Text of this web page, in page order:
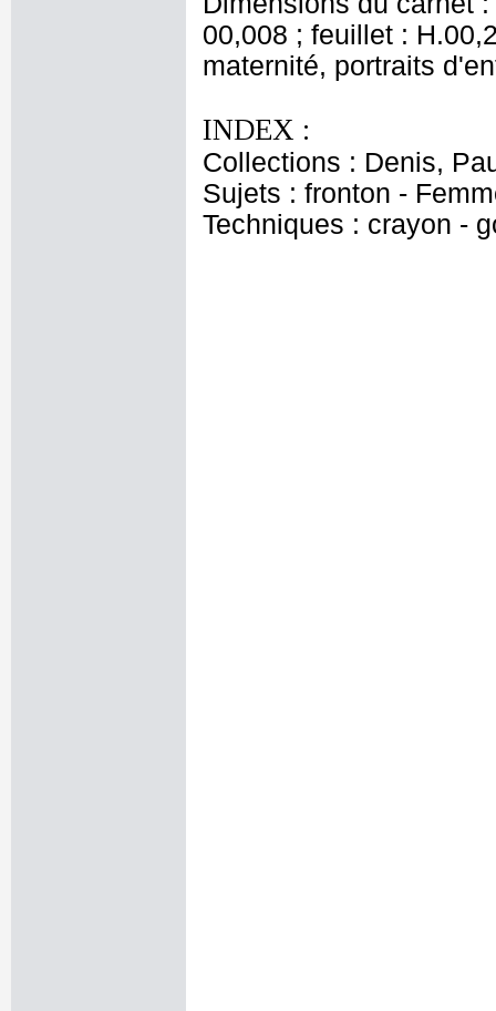
00,008 ; feuillet :
maternité, portraits
INDEX :
Collections : Denis,
Sujets : fronton -
Techniques : crayon -